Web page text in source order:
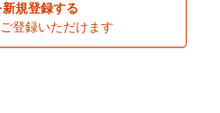
規登録する
登録いただけます